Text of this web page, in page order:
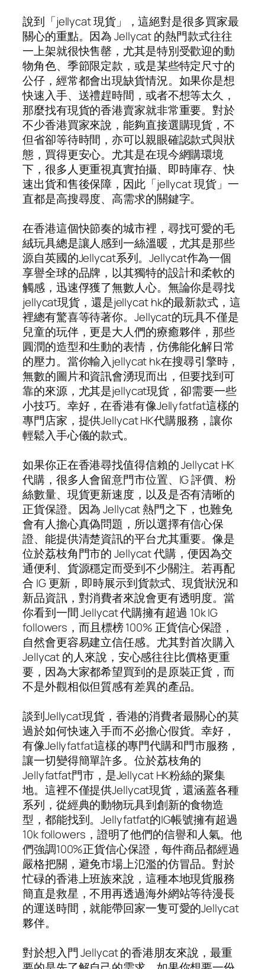
說到「jellycat 現貨」，這絕對是很多買家最
關心的重點。因為 Jellycat 的熱門款式往往
一上架就很快售罄，尤其是特別受歡迎的動
物角色、季節限定款，或是某些特定尺寸的
公仔，經常都會出現缺貨情況。如果你是想
快速入手、送禮趕時間，或者不想等太久，
那麼找有現貨的香港賣家就非常重要。對於
不少香港買家來說，能夠直接選購現貨，不
但省卻等待時間，亦可以親眼確認款式與狀
態，買得更安心。尤其是在現今網購環境
下，很多人更重視真實拍攝、即時庫存、快
速出貨和售後保障，因此「jellycat 現貨」一
直都是高搜尋度、高需求的關鍵字。
在香港這個快節奏的城市裡，尋找可愛的毛
絨玩具總是讓人感到一絲溫暖，尤其是那些
源自英國的Jellycat系列。Jellycat作為一個
享譽全球的品牌，以其獨特的設計和柔軟的
觸感，迅速俘獲了無數人心。無論你是尋找
jellycat現貨，還是jellycat hk的最新款式，這
裡總有驚喜等待著你。Jellycat的玩具不僅是
兒童的玩伴，更是大人們的療癒夥伴，那些
圓潤的造型和生動的表情，仿佛能化解日常
的壓力。當你輸入jellycat hk在搜尋引擎時，
無數的圖片和資訊會湧現而出，但要找到可
靠的來源，尤其是jellycat現貨，卻需要一些
小技巧。幸好，在香港有像Jellyfatfat這樣的
專門店家，提供Jellycat HK代購服務，讓你
輕鬆入手心儀的款式。
如果你正在香港尋找值得信賴的 Jellycat HK
代購，很多人會留意門市位置、IG 評價、粉
絲數量、現貨更新速度，以及是否有清晰的
正貨保證。因為 Jellycat 熱門之下，也難免
會有人擔心真偽問題，所以選擇有信心保
證、能提供清楚資訊的平台尤其重要。像是
位於荔枝角門市的 Jellycat 代購，便因為交
通便利、貨源穩定而受到不少關注。若再配
合 IG 更新，即時展示到貨款式、現貨狀況和
新品資訊，對消費者來說會更有透明度。當
你看到一間 Jellycat 代購擁有超過 10k IG
followers，而且標榜 100% 正貨信心保證，
自然會更容易建立信任感。尤其對首次購入
Jellycat 的人來說，安心感往往比價格更重
要，因為大家都希望買到的是原裝正貨，而
不是外觀相似但質感有差異的產品。
談到Jellycat現貨，香港的消費者最關心的莫
過於如何快速入手而不必擔心假貨。幸好，
有像Jellyfatfat這樣的專門代購和門市服務，
讓一切變得簡單許多。位於荔枝角的
Jellyfatfat門市，是Jellycat HK粉絲的聚集
地。這裡不僅提供Jellycat現貨，還涵蓋各種
系列，從經典的動物玩具到創新的食物造
型，都能找到。Jellyfatfat的IG帳號擁有超過
10k followers，證明了他們的信譽和人氣。他
們強調100%正貨信心保證，每件商品都經過
嚴格把關，避免市場上氾濫的仿冒品。對於
忙碌的香港上班族來說，這種本地現貨服務
簡直是救星，不用再透過海外網站等待漫長
的運送時間，就能帶回家一隻可愛的Jellycat
夥伴。
對於想入門 Jellycat 的香港朋友來說，最重